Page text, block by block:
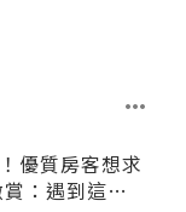
優質房客想求
賞：遇到這種